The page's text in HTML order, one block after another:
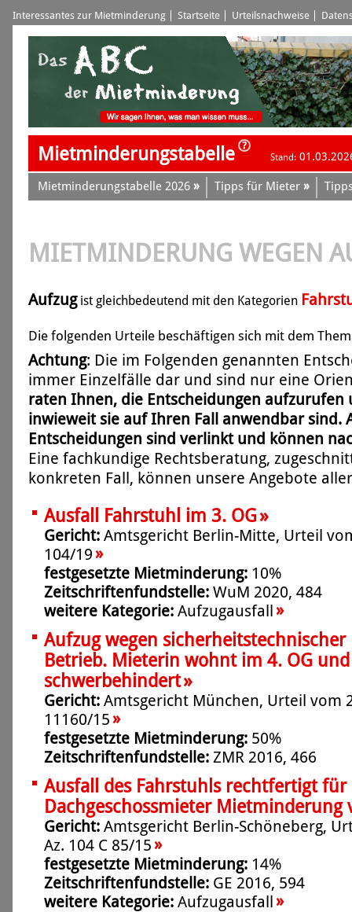
Interessantes zur Mietminderung Startseite Urteilsnachweise
Mietminderungstabelle Stand:
Mietminderungstabelle 2026 » Tipps für Mieter »
MIETMINDERUNG WEGEN
Aufzugist gleichbedeutend mit den Kategorien
Die folgenden Urteile beschäftigen sich mit dem
Achtung: Die im Folgenden genannten
immer Einzelfälle dar und sind nur eine
raten Ihnen, die Entscheidungen aufzurufen
inwieweit sie auf Ihren Fall anwendbar sind.
Entscheidungen sind verlinkt und können
Eine fachkundige Rechtsberatung,
konkreten Fall, können unsere Angebote
Ausfall Fahrstuhl im 3. OG»
Gericht: Amtsgericht Berlin-Mitte, Urteil
104/19»
festgesetzte Mietminderung: 10%
Zeitschriftenfundstelle: WuM 2020, 484
weitere Kategorie: Aufzugausfall »
Aufzug wegen
Betrieb. Mieterin wohnt im 4. OG
schwerbehindert»
Gericht: Amtsgericht München, Urteil vom
11160/15»
festgesetzte Mietminderung: 50%
Zeitschriftenfundstelle: ZMR 2016, 466
Ausfall des Fahrstuhls rechtfertigt für
Dachgeschossmieter Mietminderung
Gericht: Amtsgericht Berlin-Schöneberg,
Az. 104 C 85/15»
festgesetzte Mietminderung: 14%
Zeitschriftenfundstelle: GE 2016, 594
weitere Kategorie: Aufzugausfall »